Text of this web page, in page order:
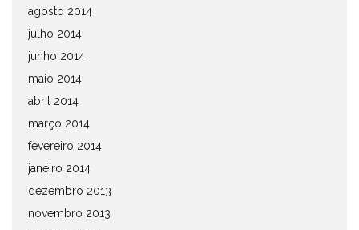
agosto 2014
julho 2014
junho 2014
maio 2014
abril 2014
março 2014
fevereiro 2014
janeiro 2014
dezembro 2013
novembro 2013